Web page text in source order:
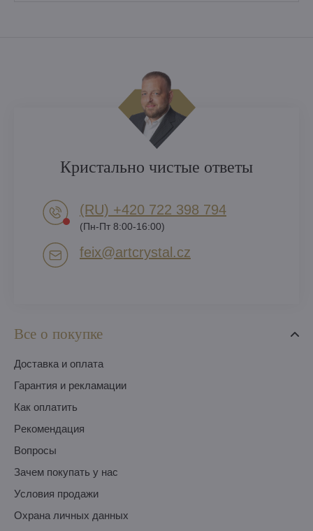
Все о покупке
Доставка и оплата
Гарантия и рекламации
Как оплатить
Pекомендация
Вопросы
Зачем покупать у нас
Условия продажи
Охрана личных данных
Кристально чистые ответы
(RU) +420 722 398 794​
(Пн-Пт 8:00-16:00)
feix​@artcrystal​.cz